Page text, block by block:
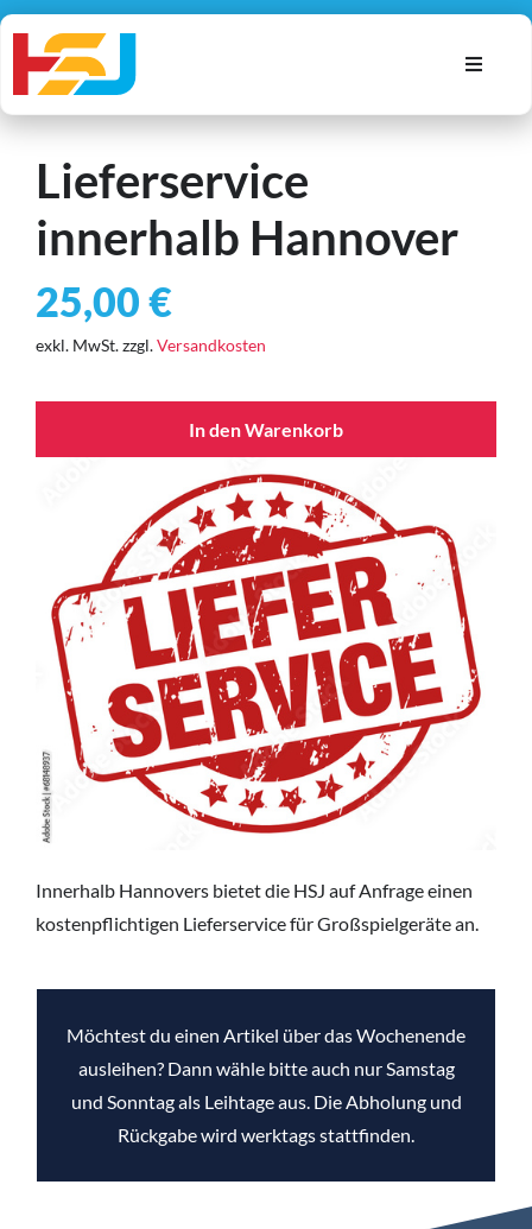
Zum
Inhalt
springen
Toggle
Autos
Geräte
Warenkorb
Lieferservice
innerhalb Hannover
25,00€
exkl. MwSt.zzgl.Versandkosten
In den Warenkorb
Innerhalb Hannovers bietet die HSJ auf Anfrage einen
kostenpflichtigen Lieferservice für Großspielgeräte an.
Möchtest du einen Artikel über das Wochenende
ausleihen? Dann wähle bitte auch nur Samstag
und Sonntag als Leihtage aus. Die Abholung und
Rückgabe wird werktags stattfinden.